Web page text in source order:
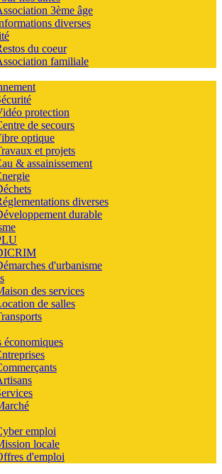
3ème âge
diverses
du coeur
familiale
protection
de secours
optique
et projets
& assainissement
diverses
durable
d'urbanisme
des services
de salles
économiques
emploi
locale
d'emploi